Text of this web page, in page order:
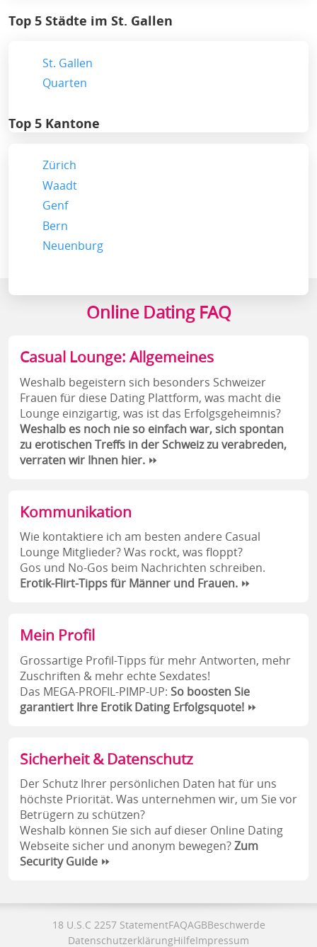
Top 5 Städte im St. Gallen
St. Gallen
Quarten
Top 5 Kantone
Zürich
Waadt
Genf
Bern
Neuenburg
Online Dating FAQ
Casual Lounge: Allgemeines
Weshalb begeistern sich besonders Schweizer
Frauen für diese Dating Plattform, was macht die
Lounge einzigartig, was ist das Erfolgsgeheimnis?
Weshalb es noch nie so einfach war, sich spontan
zu erotischen Treffs in der Schweiz zu verabreden,
verraten wir Ihnen hier. ⏩
Kommunikation
Wie kontaktiere ich am besten andere Casual
Lounge Mitglieder? Was rockt, was floppt?
Gos und No-Gos beim Nachrichten schreiben.
Erotik-Flirt-Tipps für Männer und Frauen. ⏩
Mein Profil
Grossartige Profil-Tipps für mehr Antworten, mehr
Zuschriften & mehr echte Sexdates!
Das MEGA-PROFIL-PIMP-UP: So boosten Sie
garantiert Ihre Erotik Dating Erfolgsquote! ⏩
Sicherheit & Datenschutz
Der Schutz Ihrer persönlichen Daten hat für uns
höchste Priorität. Was unternehmen wir, um Sie vor
Betrügern zu schützen?
Weshalb können Sie sich auf dieser Online Dating
Webseite sicher und anonym bewegen?Zum
Security Guide ⏩
18 U.S.C 2257 StatementFAQAGBBeschwerde
DatenschutzerklärungHilfeImpressum